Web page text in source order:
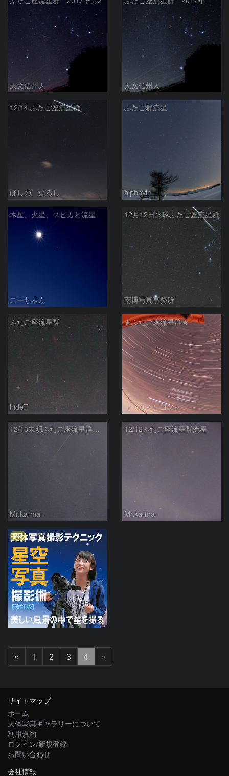
天文信州人 天文信州人
12/14 ふたご座流星群
ほしの ひろし
ふたご群流星
alphavir
木星、火星、スピカと流星
こーちゃん
12月12日火球ふたご座流星群
南博写真事務所
ふたご座流星群
hideT
★ふたご座流星群★
（＾０＾）コメト
12/13未明ふたご座流星群流星
Mr.ka-ma-
12/12ふたご座流星群流星
Mr.ka-ma-
PR
«
へ
1 2 3 4 »
サイトマップ
ホーム
天体写真ギャラリーについて
利用規約
ログイン/新規登録
お問い合わせ
会社情報